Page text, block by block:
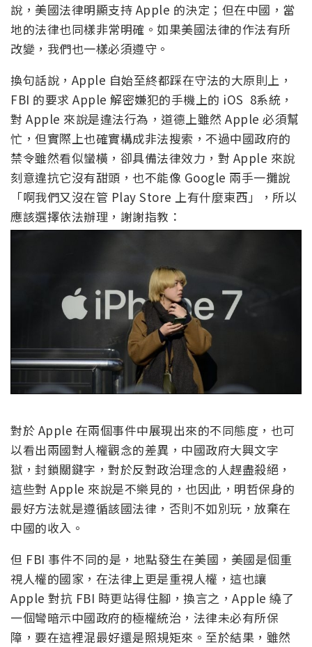
說，美國法律明顯支持 Apple 的決定；但在中國，當
地的法律也同樣非常明確。如果美國法律的作法有所
改變，我們也一樣必須遵守。
換句話說，Apple 自始至終都踩在守法的大原則上，
FBI 的要求 Apple 解密嫌犯的手機上的 iOS 8系統，
對 Apple 來說是違法行為，道德上雖然 Apple 必須幫
忙，但實際上也確實構成非法搜索，不過中國政府的
禁令雖然看似蠻橫，卻具備法律效力，對 Apple 來說
刻意違抗它沒有甜頭，也不能像 Google 兩手一攤說
「啊我們又沒在管 Play Store 上有什麼東西」，所以
應該選擇依法辦理，謝謝指教：
對於 Apple 在兩個事件中展現出來的不同態度，也可
以看出兩國對人權觀念的差異，中國政府大興文字
獄，封鎖關鍵字，對於反對政治理念的人趕盡殺絕，
這些對 Apple 來說是不樂見的，也因此，明哲保身的
最好方法就是遵循該國法律，否則不如別玩，放棄在
中國的收入。
但 FBI 事件不同的是，地點發生在美國，美國是個重
視人權的國家，在法律上更是重視人權，這也讓
Apple 對抗 FBI 時更站得住腳，換言之，Apple 繞了
一個彎暗示中國政府的極權統治，法律未必有所保
障，要在這裡混最好還是照規矩來。至於結果，雖然